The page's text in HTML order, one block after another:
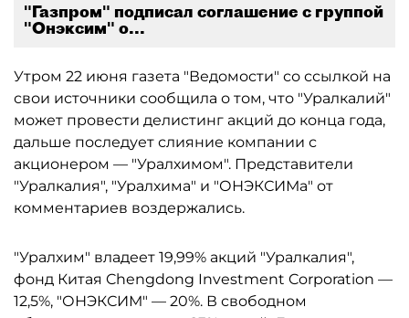
"Газпром" подписал соглашение с группой
"Онэксим" о...
Утром 22 июня газета "Ведомости" со ссылкой на
свои источники сообщила о том, что "Уралкалий"
может провести делистинг акций до конца года,
дальше последует слияние компании с
акционером — "Уралхимом". Представители
"Уралкалия", "Уралхима" и "ОНЭКСИМа" от
комментариев воздержались.
"Уралхим" владеет 19,99% акций "Уралкалия",
фонд Китая Chengdong Investment Corporation —
12,5%, "ОНЭКСИМ" — 20%. В свободном